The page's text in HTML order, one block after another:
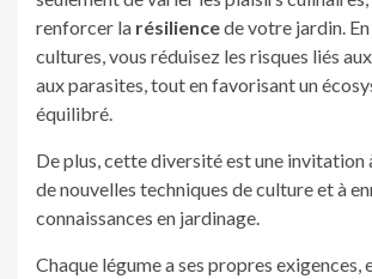
renforcer la résiliencede votre jardin.
cultures, vous réduisez les risques liés
aux parasites, tout en favorisant un
équilibré.
De plus, cette diversité est une invitation
de nouvelles techniques de culture et à
connaissances en jardinage.
Chaque légume a ses propres exigences,